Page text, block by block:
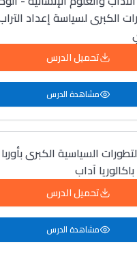
الكبرى لسياسة إعداد
تحميل الدرس
مشاهدة الدرس
السياسية الكبرى
آداب
تحميل الدرس
مشاهدة الدرس